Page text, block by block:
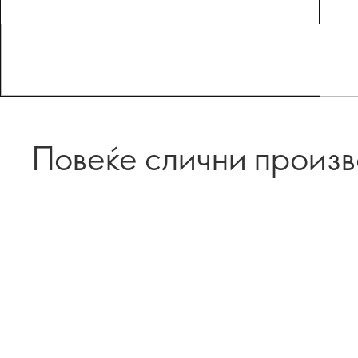
Повеќе слични